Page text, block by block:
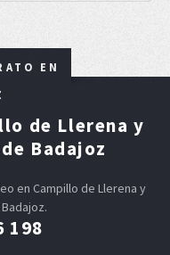
EN
de Llerena y
Badajoz
en Campillo de Llerena y
198